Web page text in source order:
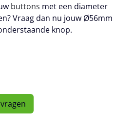
buttons met een diameter
Vraag dan nu jouw Ø56mm
knop.